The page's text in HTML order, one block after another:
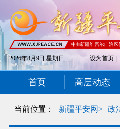
2026年8月9日 星期日 设为首页
首页 高层动态
当前位置： 新疆平安网> 政